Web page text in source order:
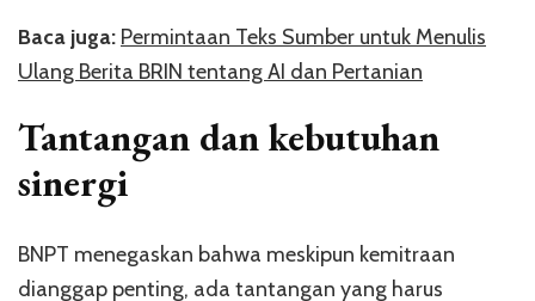
Baca juga: Permintaan Teks Sumber untuk Menulis
Ulang Berita BRIN tentang AI dan Pertanian
Tantangan dan kebutuhan
sinergi
BNPT menegaskan bahwa meskipun kemitraan
dianggap penting, ada tantangan yang harus